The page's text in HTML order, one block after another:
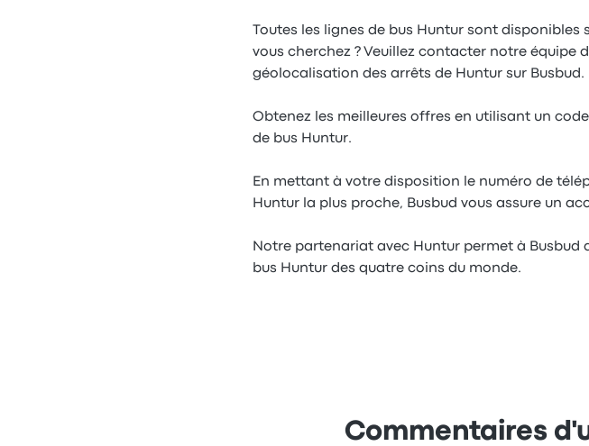
Toutes les lignes de bus Huntur sont
vous cherchez ? Veuillez contacter notre
géolocalisation des arrêts de Huntur sur Busbud.
Obtenez les meilleures offres en utilisant un
de bus Huntur.
En mettant à votre disposition le numéro de
Huntur la plus proche, Busbud vous assure un
Notre partenariat avec Huntur permet à Busbud
bus Huntur des quatre coins du monde.
Commentaires